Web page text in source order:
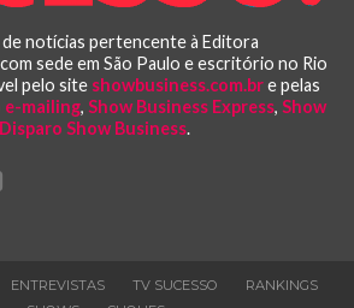
notícias pertencente à Editora
sede em São Paulo e escritório no Rio
pelo site showbusiness.com.bre pelas
e-mailing, Show Business Express, Show
Disparo Show Business.
ENTREVISTAS TV SUCESSO
RANKINGS